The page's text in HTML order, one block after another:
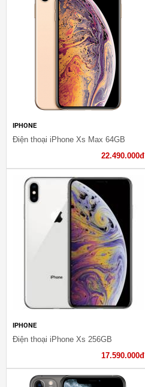
IPHONE
Điện thoại iPhone Xs Max 64GB
22.490.000đ
IPHONE
Điện thoại iPhone Xs 256GB
17.590.000đ